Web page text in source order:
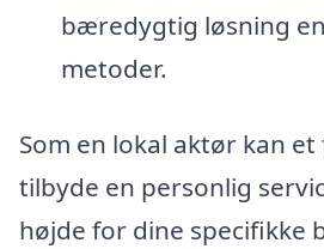
bæredygtig løsning
metoder.
Som en lokal aktør kan
tilbyde en personlig
højde for dine specifikke